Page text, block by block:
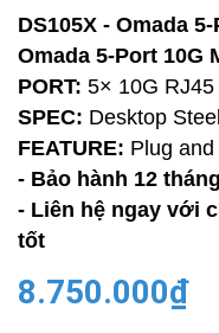
DS105X - Omada
Omada 5-Port 10G
PORT: 5× 10G RJ45
SPEC: Desktop
FEATURE: Plug
- Bảo hành 12 tháng
- Liên hệ ngay với
tốt
8.750.000₫